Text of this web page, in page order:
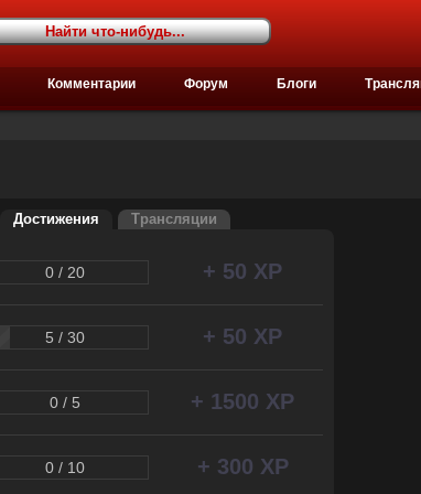
Комментарии Форум Блоги
Достижения Трансляции
0 / 20 + 50 XP
5 / 30 + 50 XP
0 / 5 + 1500 XP
0 / 10 + 300 XP